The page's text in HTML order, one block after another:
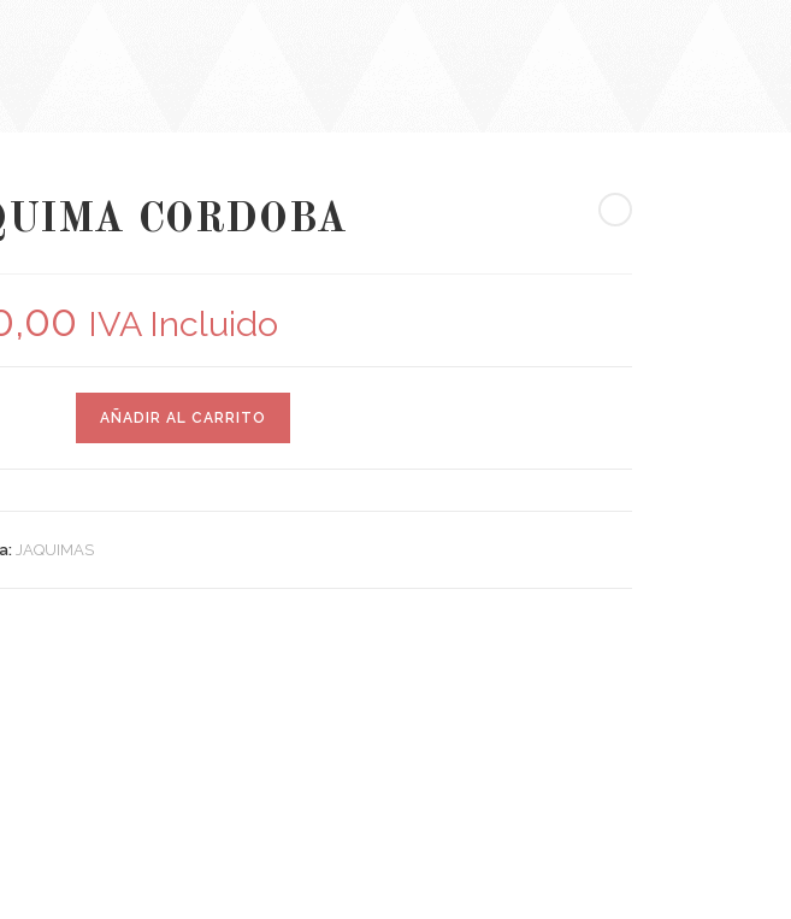
CORDOBA
IVA Incluido
AÑADIR AL CARRITO
JAQUIMAS